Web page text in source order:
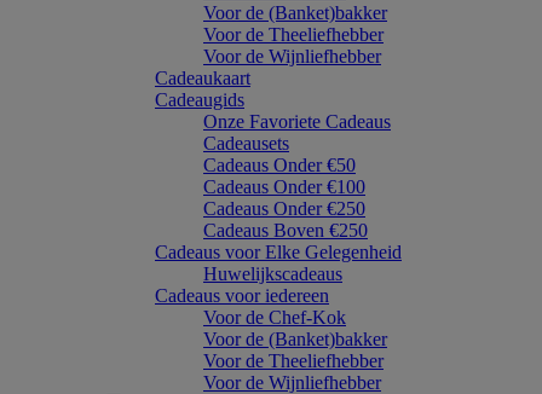
Voor de (Banket)bakker
Voor de Theeliefhebber
Voor de Wijnliefhebber
Cadeaukaart
Cadeaugids
Onze Favoriete Cadeaus
Cadeausets
Cadeaus Onder €50
Cadeaus Onder €100
Cadeaus Onder €250
Cadeaus Boven €250
Cadeaus voor Elke Gelegenheid
Huwelijkscadeaus
Cadeaus voor iedereen
Voor de Chef-Kok
Voor de (Banket)bakker
Voor de Theeliefhebber
Voor de Wijnliefhebber